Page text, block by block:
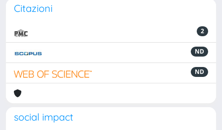
Citazioni
2
ND
ND
social impact